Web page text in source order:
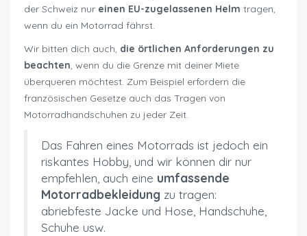
der Schweiz nur einen EU-zugelassenen Helm tragen,
wenn du ein Motorrad fährst.
Wir bitten dich auch, die örtlichen Anforderungen zu
beachten, wenn du die Grenze mit deiner Miete
überqueren möchtest. Zum Beispiel erfordern die
französischen Gesetze auch das Tragen von
Motorradhandschuhen zu jeder Zeit.
Das Fahren eines Motorrads ist jedoch ein
riskantes Hobby, und wir können dir nur
empfehlen, auch eine umfassende
Motorradbekleidung zu tragen:
abriebfeste Jacke und Hose, Handschuhe,
Schuhe usw.